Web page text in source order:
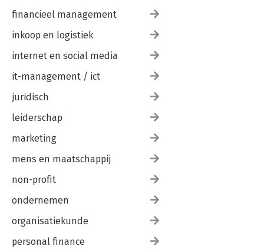
financieel management
inkoop en logistiek
internet en social media
it-management / ict
juridisch
leiderschap
marketing
mens en maatschappij
non-profit
ondernemen
organisatiekunde
personal finance